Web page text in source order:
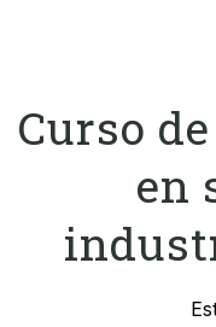
Curso
en